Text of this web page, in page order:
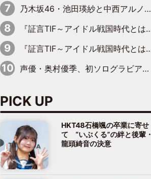
乃木坂46・池田瑛紗と中西アルノが「真冬のかき氷」騒動で火花散らす！ 因縁の裏にあるのは、逆境をともに“凌”ぐ似た者同士の絆
『証言TIF～アイドル戦国時代とはなんだったのか～』第11回：私立恵比寿中学・真山りか×安本彩花「TIFで10年ぶりのキョンシーメイクをしたら、場を完全に引かせてしまって。時代が変わったんだなって」
『証言TIF～アイドル戦国時代とはなんだったのか～』第6回：でんぱ組.inc・古川未鈴×相沢梨紗「『ハロプロやりたかったな』って言ったら、夢眠ねむさんに『てめえはでんぱ組．incなんだよ！』って肩パンされて(笑)」
声優・奥村優季、初ソログラビアで初ソロ表紙を飾る！ 初めて見せる表情や、声優を志したきっかけなどを語った必読のインタビューを掲載
PICK UP
HKT48石橋颯の卒業に寄せ
て “いぶくる”の絆と後輩・
龍頭綺音の決意